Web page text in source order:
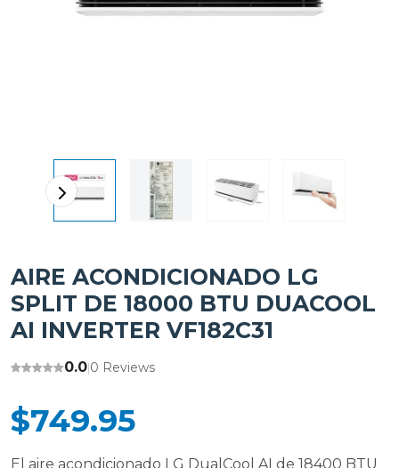
AIRE ACONDICIONADO LG
SPLIT DE 18000 BTU DUACOOL
AI INVERTER VF182C31
0.0|0 Reviews
$749.95
El aire acondicionado LG DualCool AI de 18400 BTU